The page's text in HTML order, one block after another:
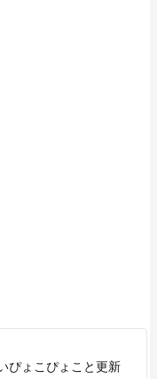
ぴょこぴょこと更新